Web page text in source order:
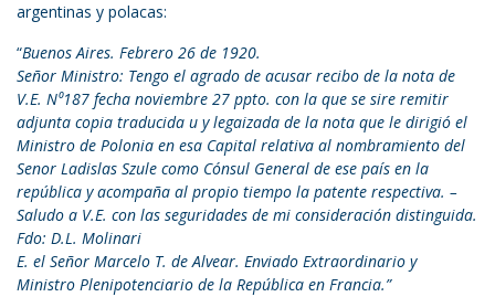
argentinas y polacas:
“Buenos Aires. Febrero 26 de 1920.
Señor Ministro: Tengo el agrado de acusar recibo de la nota de
V.E. N⁰187 fecha noviembre 27 ppto. con la que se sire remitir
adjunta copia traducida u y legaizada de la nota que le dirigió el
Ministro de Polonia en esa Capital relativa al nombramiento del
Senor Ladislas Szule como Cónsul General de ese país en la
república y acompaña al propio tiempo la patente respectiva. –
Saludo a V.E. con las seguridades de mi consideración distinguida.
Fdo: D.L. Molinari
E. el Señor Marcelo T. de Alvear. Enviado Extraordinario y
Ministro Plenipotenciario de la República en Francia.”